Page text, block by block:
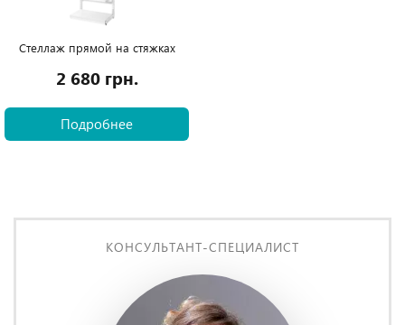
Стеллаж прямой на стяжках
2 680 грн.
Подробнее
КОНСУЛЬТАНТ-СПЕЦИАЛИСТ